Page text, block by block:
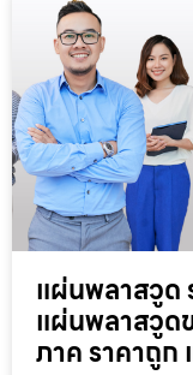
แผ่นพลาสวูด
แผ่นพลาสวูด
ภาค ราคาถู